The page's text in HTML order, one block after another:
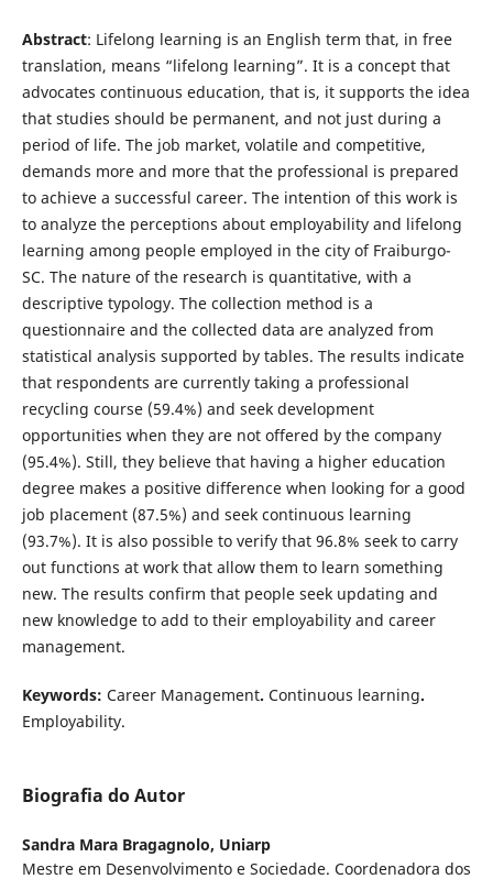
Abstract: Lifelong learning is an English term that, in free
translation, means “lifelong learning”. It is a concept that
advocates continuous education, that is, it supports the idea
that studies should be permanent, and not just during a
period of life. The job market, volatile and competitive,
demands more and more that the professional is prepared
to achieve a successful career. The intention of this work is
to analyze the perceptions about employability and lifelong
learning among people employed in the city of Fraiburgo-
SC. The nature of the research is quantitative, with a
descriptive typology. The collection method is a
questionnaire and the collected data are analyzed from
statistical analysis supported by tables. The results indicate
that respondents are currently taking a professional
recycling course (59.4%) and seek development
opportunities when they are not offered by the company
(95.4%). Still, they believe that having a higher education
degree makes a positive difference when looking for a good
job placement (87.5%) and seek continuous learning
(93.7%). It is also possible to verify that 96.8% seek to carry
out functions at work that allow them to learn something
new. The results confirm that people seek updating and
new knowledge to add to their employability and career
management.
Keywords: Career Management. Continuous learning.
Employability.
Biografia do Autor
Sandra Mara Bragagnolo, Uniarp
Mestre em Desenvolvimento e Sociedade. Coordenadora dos